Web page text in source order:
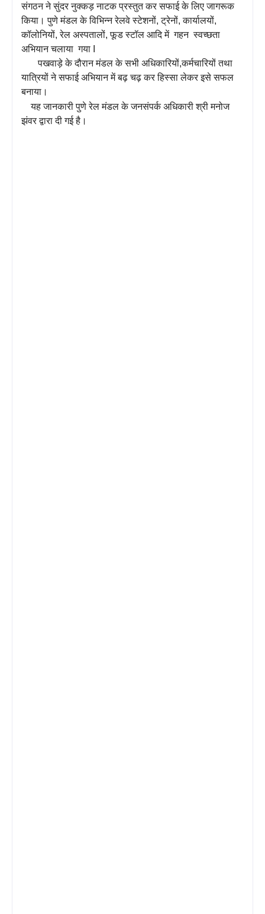
संगठन ने सुंदर नुक्कड़ नाटक प्रस्तुत कर सफाई के लिए जागरूक
किया। पुणे मंडल के विभिन्न रेलवे स्टेशनों, ट्रेनों, कार्यालयों,
कॉलोनियों, रेल अस्पतालों, फूड स्टॉल आदि में गहन स्वच्छता
अभियान चलाया गया I
पखवाड़े के दौरान मंडल के सभी अधिकारियों,कर्मचारियों तथा
यात्रियों ने सफाई अभियान में बढ़ चढ़ कर हिस्सा लेकर इसे सफल
बनाया।
यह जानकारी पुणे रेल मंडल के जनसंपर्क अधिकारी श्री मनोज
झंवर द्वारा दी गई है।